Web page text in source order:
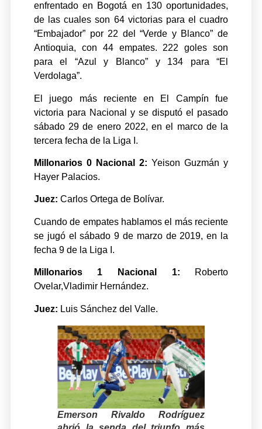
enfrentado en Bogotá en 130 oportunidades,
de las cuales son 64 victorias para el cuadro
“Embajador” por 22 del “Verde y Blanco” de
Antioquia, con 44 empates. 222 goles son
para el “Azul y Blanco” y 134 para “El
Verdolaga”.
El juego más reciente en El Campín fue
victoria para Nacional y se disputó el pasado
sábado 29 de enero 2022, en el marco de la
tercera fecha de la Liga I.
Millonarios 0 Nacional 2:Yeison Guzmán y
Hayer Palacios.
Juez: Carlos Ortega de Bolívar.
Cuando de empates hablamos el más reciente
se jugó el sábado 9 de marzo de 2019, en la
fecha 9 de la Liga I.
Millonarios 1 Nacional 1:
Roberto
Ovelar,Vladimir Hernández.
Juez: Luis Sánchez del Valle.
Emerson Rivaldo Rodríguez